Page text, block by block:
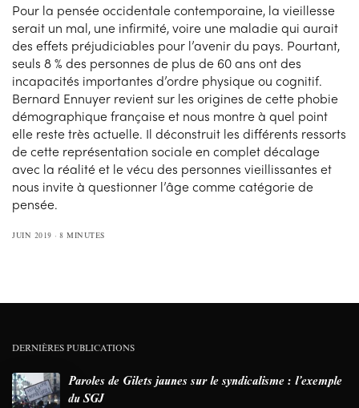
Pour la pensée occidentale contemporaine, la vieillesse
serait un mal, une infirmité, voire une maladie qui aurait
des effets préjudiciables pour l’avenir du pays. Pourtant,
seuls 8 % des personnes de plus de 60 ans ont des
incapacités importantes d’ordre physique ou cognitif.
Bernard Ennuyer revient sur les origines de cette phobie
démographique française et nous montre à quel point
elle reste très actuelle. Il déconstruit les différents ressorts
de cette représentation sociale en complet décalage
avec la réalité et le vécu des personnes vieillissantes et
nous invite à questionner l’âge comme catégorie de
pensée.
JUIN 2019 8 MINUTES
DERNIÈRES PUBLICATIONS
Paroles de Gilets jaunes sur le syndicalisme : l’exemple
du SGJ